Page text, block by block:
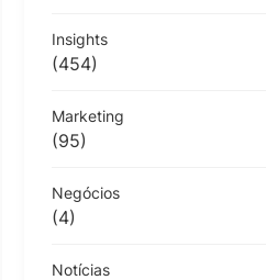
Insights
(454)
Marketing
(95)
Negócios
(4)
Notícias